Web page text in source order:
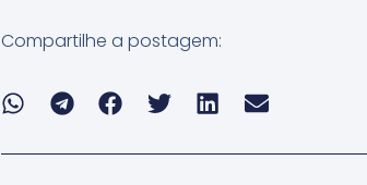
Compartilhe a postagem: